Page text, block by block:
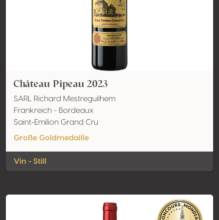
Château Pipeau 2023
SARL Richard Mestreguilhem
Frankreich - Bordeaux
Saint-Emilion Grand Cru
Große Goldmedaille
Vin - Still